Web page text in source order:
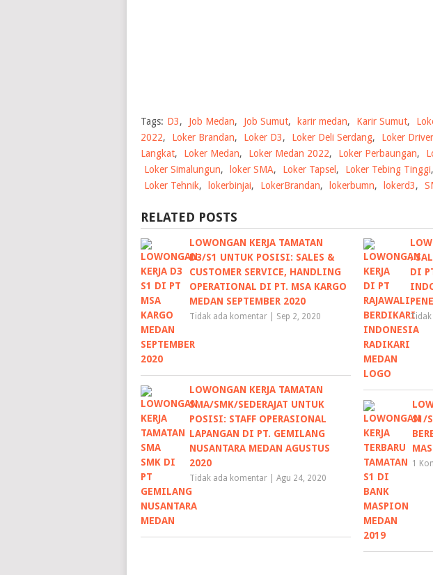
Tags: D3, Job Medan, Job Sumut, karir medan, Karir Sumut,
2022, Loker Brandan, Loker D3, Loker Deli Serdang, Loker Driver
Langkat, Loker Medan, Loker Medan 2022, Loker Perbaungan,
Loker Simalungun, loker SMA, Loker Tapsel , Loker Tebing Tinggi,
Loker Tehnik, lokerbinjai, LokerBrandan, lokerbumn, lokerd3,
RELATED POSTS
LOWONGAN KERJA TAMATAN
D3/S1 UNTUK POSISI: SALES &
CUSTOMER SERVICE, HANDLING
OPERATIONAL DI PT. MSA KARGO
MEDAN SEPTEMBER 2020
Tidak ada komentar Sep 2, 2020
:
DI
LOWONGAN KERJA TAMATAN
SMA/SMK/SEDERAJAT UNTUK
POSISI: STAFF OPERASIONAL
LAPANGAN DI PT. GEMILANG
NUSANTARA MEDAN AGUSTUS
2020
Tidak ada komentar Agu 24, 2020
S1/
1